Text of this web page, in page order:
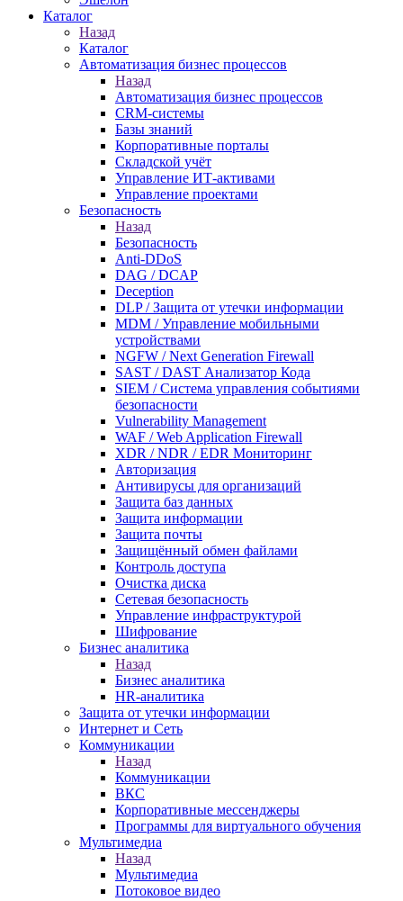
Каталог
Назад
Каталог
Автоматизация бизнес процессов
Назад
Автоматизация бизнес процессов
CRM-системы
Базы знаний
Корпоративные порталы
Складской учёт
Управление ИТ-активами
Управление проектами
Безопасность
Назад
Безопасность
Anti-DDoS
DAG / DCAP
Deception
DLP / Защита от утечки информации
MDM / Управление мобильными
устройствами
NGFW / Next Generation Firewall
SAST / DAST Анализатор Кода
SIEM / Система управления событиями
безопасности
Vulnerability Management
WAF / Web Application Firewall
XDR / NDR / EDR Мониторинг
Авторизация
Антивирусы для организаций
Защита баз данных
Защита информации
Защита почты
Защищённый обмен файлами
Контроль доступа
Очистка диска
Сетевая безопасность
Управление инфраструктурой
Шифрование
Бизнес аналитика
Назад
Бизнес аналитика
HR-аналитика
Защита от утечки информации
Интернет и Сеть
Коммуникации
Назад
Коммуникации
ВКС
Корпоративные мессенджеры
Программы для виртуального обучения
Мультимедиа
Назад
Мультимедиа
Потоковое видео